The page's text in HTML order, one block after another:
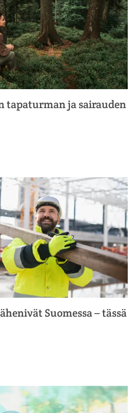
tapaturman ja sairauden
Suomessa – tässä